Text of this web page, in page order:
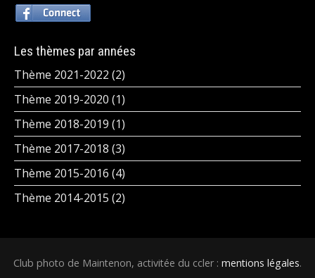
Les thèmes par années
Thème 2021-2022 (2)
Thème 2019-2020 (1)
Thème 2018-2019 (1)
Thème 2017-2018 (3)
Thème 2015-2016 (4)
Thème 2014-2015 (2)
Club photo de Maintenon, activitée du ccler : mentions légales.